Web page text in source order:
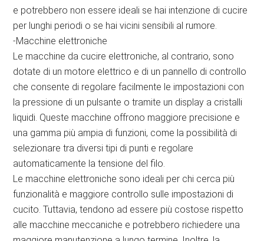
e potrebbero non essere ideali se hai intenzione di cucire
per lunghi periodi o se hai vicini sensibili al rumore.
-Macchine elettroniche
Le macchine da cucire elettroniche, al contrario, sono
dotate di un motore elettrico e di un pannello di controllo
che consente di regolare facilmente le impostazioni con
la pressione di un pulsante o tramite un display a cristalli
liquidi. Queste macchine offrono maggiore precisione e
una gamma più ampia di funzioni, come la possibilità di
selezionare tra diversi tipi di punti e regolare
automaticamente la tensione del filo.
Le macchine elettroniche sono ideali per chi cerca più
funzionalità e maggiore controllo sulle impostazioni di
cucito. Tuttavia, tendono ad essere più costose rispetto
alle macchine meccaniche e potrebbero richiedere una